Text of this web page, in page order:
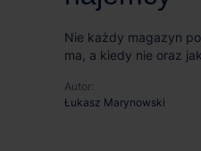
Nie każdy magazyn
ma, a kiedy nie oraz
Autor:
Łukasz Marynowski